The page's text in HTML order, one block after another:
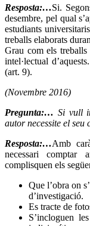
Resposta:…Si.
desembre, pel qual
estudiants
treballs elaborats
Grau com els
intel·lectual
(art. 9).
(Novembre 2016)
Pregunta:… Si vull
autor necessite el seu
Resposta:…Amb
necessari comptar
complisquen els
Que l’obra on
d’investigació.
Es tracte de
S’incloguen